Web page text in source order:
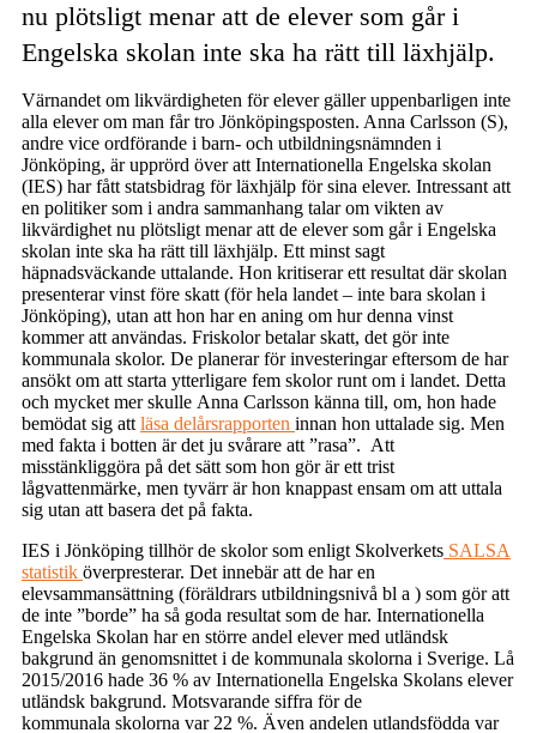
nu plötsligt menar att de elever som går i
Engelska skolan inte ska ha rätt till läxhjälp.
Värnandet om likvärdigheten för elever gäller uppenbarligen inte
alla elever om man får tro Jönköpingsposten. Anna Carlsson (S),
andre vice ordförande i barn- och utbildningsnämnden i
Jönköping, är upprörd över att Internationella Engelska skolan
(IES) har fått statsbidrag för läxhjälp för sina elever. Intressant att
en politiker som i andra sammanhang talar om vikten av
likvärdighet nu plötsligt menar att de elever som går i Engelska
skolan inte ska ha rätt till läxhjälp. Ett minst sagt
häpnadsväckande uttalande. Hon kritiserar ett resultat där skolan
presenterar vinst före skatt (för hela landet – inte bara skolan i
Jönköping), utan att hon har en aning om hur denna vinst
kommer att användas. Friskolor betalar skatt, det gör inte
kommunala skolor. De planerar för investeringar eftersom de har
ansökt om att starta ytterligare fem skolor runt om i landet. Detta
och mycket mer skulle Anna Carlsson känna till, om, hon hade
bemödat sig att läsa delårsrapporten innan hon uttalade sig. Men
med fakta i botten är det ju svårare att ”rasa”. Att
misstänkliggöra på det sätt som hon gör är ett trist
lågvattenmärke, men tyvärr är hon knappast ensam om att uttala
sig utan att basera det på fakta.
IES i Jönköping tillhör de skolor som enligt Skolverkets SALSA
statistik överpresterar. Det innebär att de har en
elevsammansättning (föräldrars utbildningsnivå bl a ) som gör att
de inte ”borde” ha så goda resultat som de har. Internationella
Engelska Skolan har en större andel elever med utländsk
bakgrund än genomsnittet i de kommunala skolorna i Sverige. Lå
2015/2016 hade 36 % av Internationella Engelska Skolans elever
utländsk bakgrund. Motsvarande siffra för de
kommunala skolorna var 22 %. Även andelen utlandsfödda var